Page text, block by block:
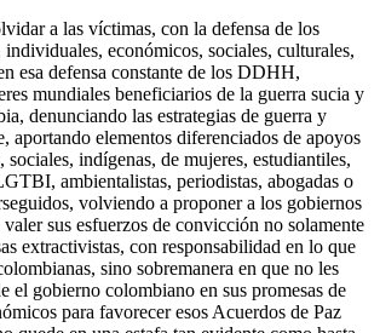
a las víctimas, con la defensa de los
económicos, sociales, culturales,
esa defensa constante de los DDHH,
mundiales beneficiarios de la guerra sucia y
denunciando las estrategias de guerra y
aportando elementos diferenciados de apoyos
sociales, indígenas, de mujeres, estudiantiles,
ambientalistas, periodistas, abogadas o
volviendo a proponer a los gobiernos
sus esfuerzos de convicción no solamente
extractivistas, con responsabilidad en lo que
sino sobremanera en que no les
el gobierno colombiano en sus promesas de
para favorecer esos Acuerdos de Paz